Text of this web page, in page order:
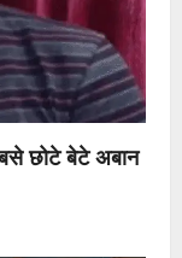
छोटे बेटे अबान